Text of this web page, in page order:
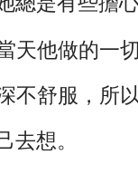
他做的一切
不舒服，所
去想。